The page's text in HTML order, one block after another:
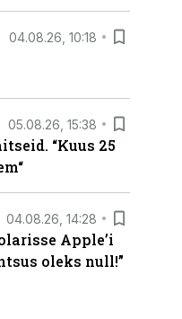
04.08.26, 10:18
05.08.26, 15:38
“Kuus 25
04.08.26, 14:28
Apple’i
oleks null!”